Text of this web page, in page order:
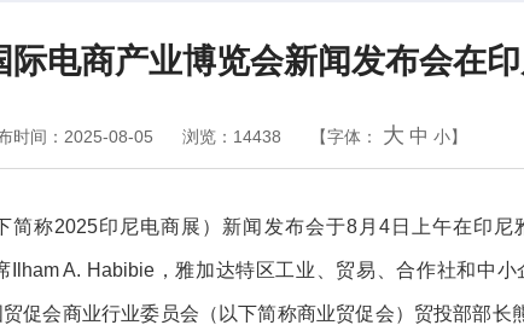
电商产业博览会新闻发布会在
时间：2025-08-05 浏览：14438 【字体： 大 中 小】
简称2025印尼电商展）新闻发布会于8月4日上午在印
A. Habibie，雅加达特区工业、贸易、合作社和中
促会商业行业委员会（以下简称商业贸促会）贸投部部长